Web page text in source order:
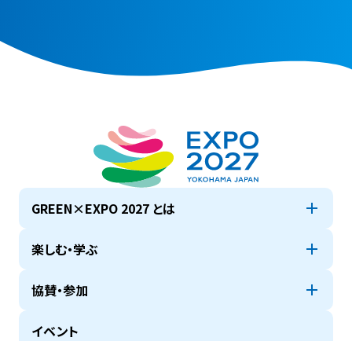
GREEN×EXPO 2027 とは
楽しむ・学ぶ
協賛・参加
イベント